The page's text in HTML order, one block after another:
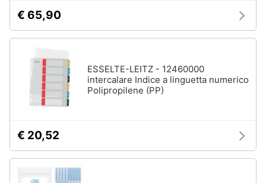
Brico
Giardinaggio
Salute
Beauty
Giocattoli
€ 65,90
ESSELTE-LEITZ - 12460000
intercalare Indice a linguetta numerico
Polipropilene (PP)
€ 20,52